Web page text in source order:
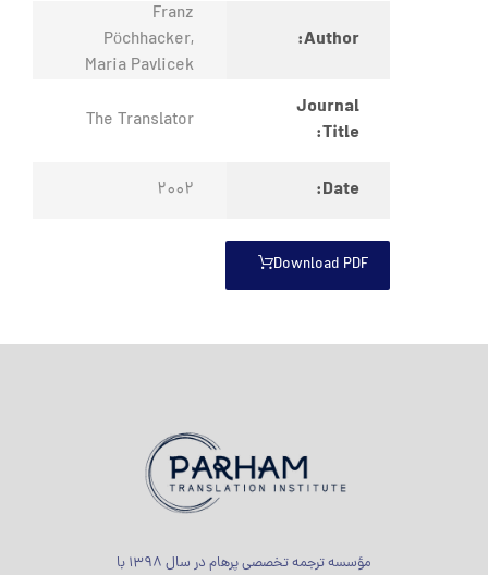
Author:
Franz
Pöchhacker,
Maria Pavlicek
Journal
Title:
The Translator
Date:
2002
Download PDF
مؤسسه ترجمه تخصصی پرهام در سال 1398 با